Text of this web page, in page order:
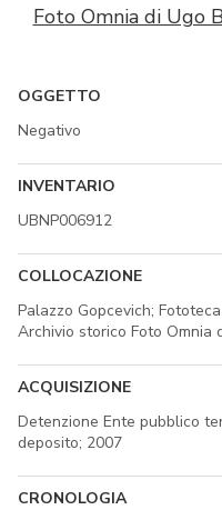
Foto Omnia di Ugo
OGGETTO
Negativo
INVENTARIO
UBNP006912
COLLOCAZIONE
Palazzo Gopcevich;
Archivio storico Foto Omnia
ACQUISIZIONE
Detenzione Ente pubblico
deposito; 2007
CRONOLOGIA